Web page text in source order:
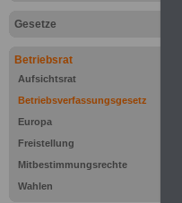
Gesetze
Betriebsrat
Aufsichtsrat
Betriebsverfassungsgesetz
Europa
Freistellung
Mitbestimmungsrechte
Wahlen